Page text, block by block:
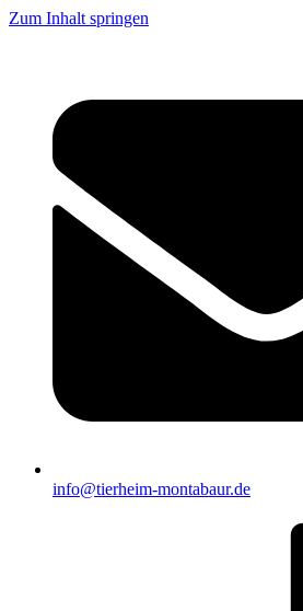
Zum Inhalt springen
info@tierheim-montabaur.de